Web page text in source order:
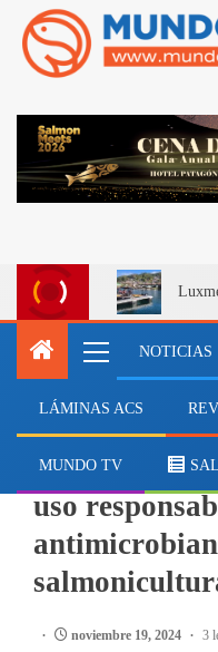
NOTICIAS
LÁMINAS ACS
MUNDO TV
Destacan
uso
noviembre 19, 2024 3